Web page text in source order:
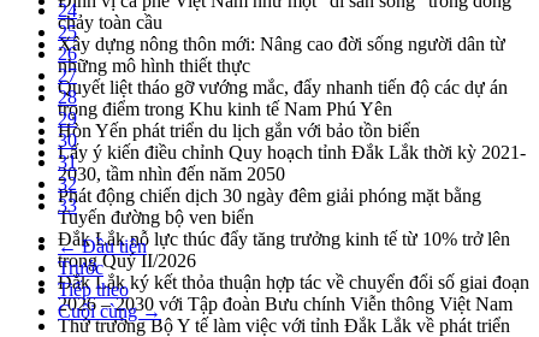
chảy toàn cầu
Xây dựng nông thôn mới: Nâng cao đời sống người dân từ
những mô hình thiết thực
Quyết liệt tháo gỡ vướng mắc, đẩy nhanh tiến độ các dự án
trọng điểm trong Khu kinh tế Nam Phú Yên
Hòn Yến phát triển du lịch gắn với bảo tồn biển
Lấy ý kiến điều chỉnh Quy hoạch tỉnh Đắk Lắk thời kỳ 2021-
2030, tầm nhìn đến năm 2050
Phát động chiến dịch 30 ngày đêm giải phóng mặt bằng
Tuyến đường bộ ven biển
Đắk Lắk nỗ lực thúc đẩy tăng trưởng kinh tế từ 10% trở lên
trong Quý II/2026
Đắk Lắk ký kết thỏa thuận hợp tác về chuyển đổi số giai đoạn
2026 – 2030 với Tập đoàn Bưu chính Viễn thông Việt Nam
Thứ trưởng Bộ Y tế làm việc với tỉnh Đắk Lắk về phát triển
24
25
26
27
28
29
30
31
32
33
← Đầu tiên
Trước
Tiếp theo
Cuối cùng →